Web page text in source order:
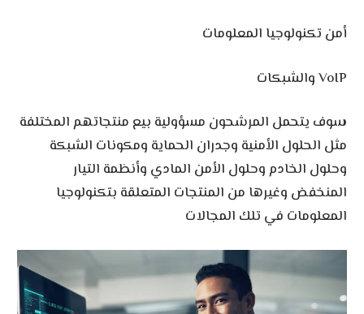
أمن تكنولوجيا المعلومات
VoIP والشبكات
سوف يتحمل المرشحون مسؤولية بيع منتجاتهم المختلفة
مثل الحلول الأمنية وجدران الحماية ومكونات الشبكة
وحلول الخادم وحلول الأمن المادي وأنظمة التيار
المنخفض وغيرها من المنتجات المتعلقة بتكنولوجيا
المعلومات في تلك المجالات